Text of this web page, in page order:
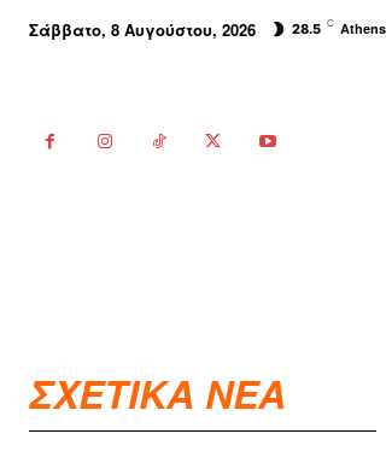
Σάββατο, 8 Αυγούστου, 2026 28.5 C Athens
ΣΧΕΤΙΚΑ ΝΕΑ